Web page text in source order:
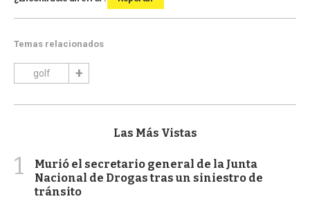
Temas relacionados
golf
Las Más Vistas
1
Murió el secretario general de la Junta
Nacional de Drogas tras un siniestro de
tránsito